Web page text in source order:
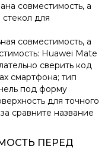
совместимость, а
стекол для
совместимость, а
Huawei Mate
сверить код
смартфона; тип
под форму
для точного
сравните название
ПЕРЕД